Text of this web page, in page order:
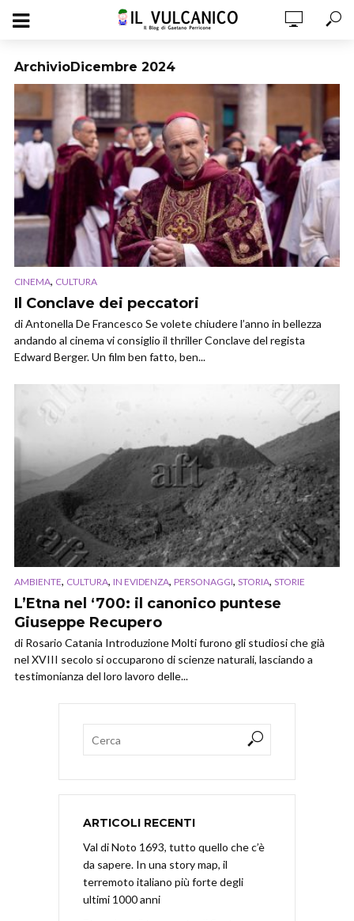
ArchivioDicembre 2024
CINEMA, CULTURA
Il Conclave dei peccatori
di Antonella De Francesco Se volete chiudere l’anno in bellezza
andando al cinema vi consiglio il thriller Conclave del regista
Edward Berger. Un film ben fatto, ben...
AMBIENTE, CULTURA, IN EVIDENZA, PERSONAGGI, STORIA, STORIE
L’Etna nel ‘700: il canonico puntese
Giuseppe Recupero
di Rosario Catania Introduzione Molti furono gli studiosi che già
nel XVIII secolo si occuparono di scienze naturali, lasciando a
testimonianza del loro lavoro delle...
ARTICOLI RECENTI
Val di Noto 1693, tutto quello che c’è
da sapere. In una story map, il
terremoto italiano più forte degli
ultimi 1000 anni